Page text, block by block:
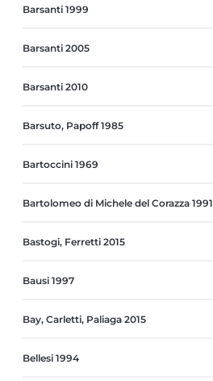
Barsanti 1999
Barsanti 2005
Barsanti 2010
Barsuto, Papoff 1985
Bartoccini 1969
Bartolomeo di Michele del Corazza 1991
Bastogi, Ferretti 2015
Bausi 1997
Bay, Carletti, Paliaga 2015
Bellesi 1994